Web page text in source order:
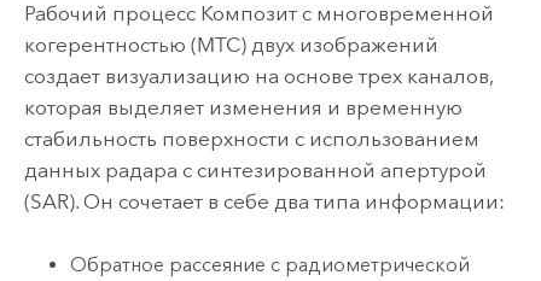
Рабочий процесс Композит с многовременной
когерентностью (MTC) двух изображений
создает визуализацию на основе трех каналов,
которая выделяет изменения и временную
стабильность поверхности с использованием
данных радара с синтезированной апертурой
(SAR). Он сочетает в себе два типа информации:
Обратное рассеяние с радиометрической